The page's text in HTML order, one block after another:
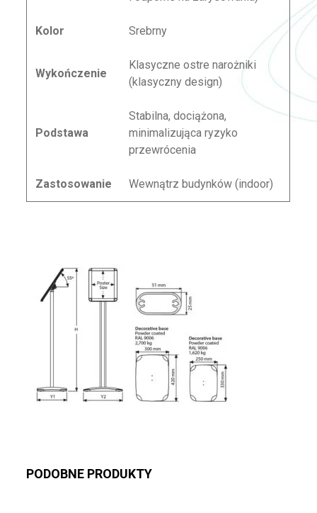
Kolor Srebrny
Wykończenie
Klasyczne ostre narożniki
(klasyczny design)
Podstawa
Stabilna, dociążona,
minimalizująca ryzyko
przewrócenia
Zastosowanie Wewnątrz budynków (indoor)
PODOBNE PRODUKTY